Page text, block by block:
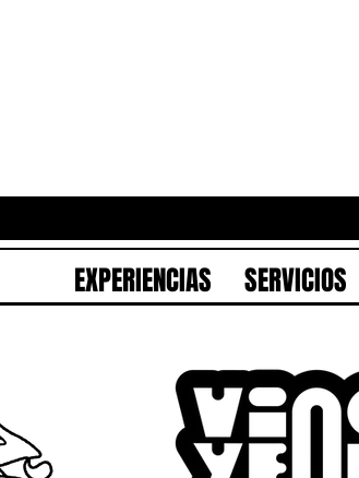
EXPERIENCIAS SERVICIOS